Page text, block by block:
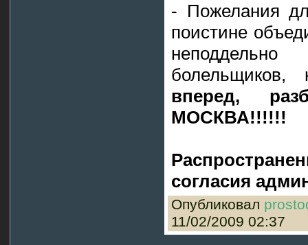
- Пожелания
поистине
вперед,
МОСКВА!!!!!!
согласия
Опубликовал
11/02/2009 02:37